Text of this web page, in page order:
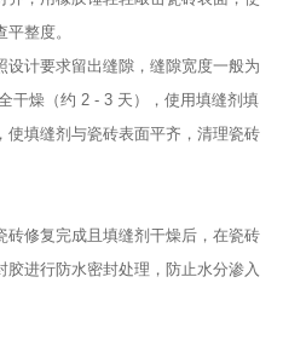
整度。​
设计要求留出缝隙，缝隙宽度一般为
干燥（约 2 - 3 天），使用填缝剂填
使填缝剂与瓷砖表面平齐，清理瓷砖
砖修复完成且填缝剂干燥后，在瓷砖
进行防水密封处理，防止水分渗入